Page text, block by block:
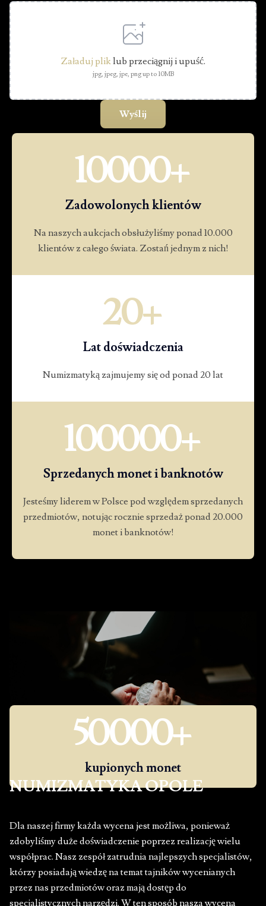
Załaduj pliklub przeciągnij i upuść.
jpg, jpeg, jpe, png up to 10MB
10000+
Zadowolonych klientów
Na naszych aukcjach obsłużyliśmy ponad 10.000
klientów z całego świata. Zostań jednym z nich!
20+
Lat doświadczenia
Numizmatyką zajmujemy się od ponad 20 lat
100000+
Sprzedanych monet i banknotów
Jesteśmy liderem w Polsce pod względem sprzedanych
przedmiotów, notując rocznie sprzedaż ponad 20.000
monet i banknotów!
50000+
kupionych monet
NUMIZMATYKA OPOLE
Dla naszej firmy każda wycena jest możliwa, ponieważ
zdobyliśmy duże doświadczenie poprzez realizację wielu
współprac. Nasz zespół zatrudnia najlepszych specjalistów,
którzy posiadają wiedzę na temat tajników wycenianych
przez nas przedmiotów oraz mają dostęp do
specjalistycznych narzędzi. W ten sposób nasza wycena